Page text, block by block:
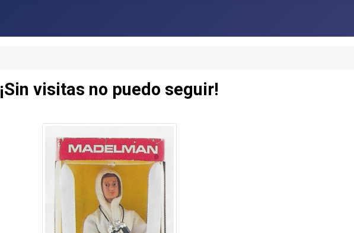
¡Sin visitas no puedo seguir!